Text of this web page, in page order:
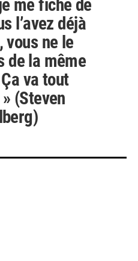
me fiche de
l’avez déjà
vous ne le
de la même
va tout
(Steven